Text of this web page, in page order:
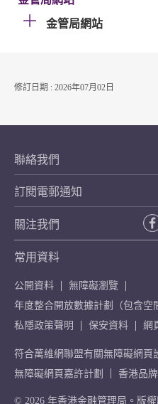
金管局網站
修訂日期 : 2026年07月02日
聯絡我們
訂閱電郵通知
關注我們
常用資料
公開資料
無障礙瀏覽
年度整合開放數據計劃（包含空
私隱政策聲明
保安資料 網
符合萬維網聯盟有關無障礙網頁
無障礙網頁嘉許計劃
香港品牌
© 2026 年香港金融管理局。版權